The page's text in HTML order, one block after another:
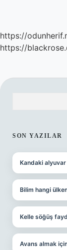
https://
https://
SON YAZILAR
Kandaki
Bilim hangi
Kelle söğüş
Avans almak